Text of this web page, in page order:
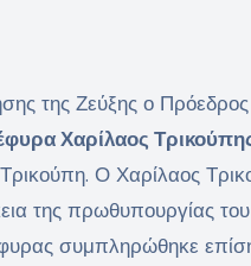
της Ζεύξης ο
Χαρίλαος
Ο Χαρίλαος
της πρωθυπουργίας
συμπληρώθηκε